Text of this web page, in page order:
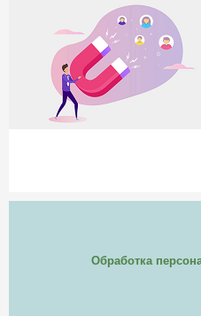
Обработка